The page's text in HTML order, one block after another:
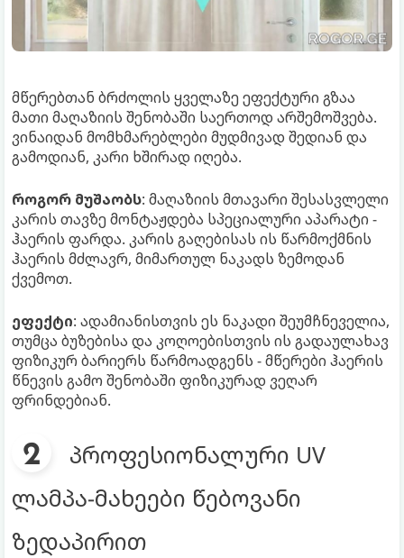
მწერებთან ბრძოლის ყველაზე ეფექტური გზაა
მათი მაღაზიის შენობაში საერთოდ არშემოშვება.
ვინაიდან მომხმარებლები მუდმივად შედიან და
გამოდიან, კარი ხშირად იღება.
როგორ მუშაობს: მაღაზიის მთავარი შესასვლელი
კარის თავზე მონტაჟდება სპეციალური აპარატი -
ჰაერის ფარდა. კარის გაღებისას ის წარმოქმნის
ჰაერის მძლავრ, მიმართულ ნაკადს ზემოდან
ქვემოთ.
ეფექტი: ადამიანისთვის ეს ნაკადი შეუმჩნეველია,
თუმცა ბუზებისა და კოღოებისთვის ის გადაულახავ
ფიზიკურ ბარიერს წარმოადგენს - მწერები ჰაერის
წნევის გამო შენობაში ფიზიკურად ვეღარ
ფრინდებიან.
პროფესიონალური UV
ლამპა-მახეები წებოვანი
ზედაპირით